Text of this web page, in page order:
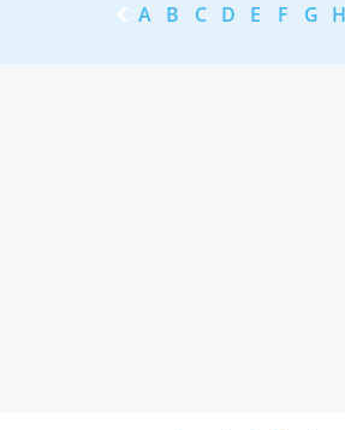
A B C D E F G H